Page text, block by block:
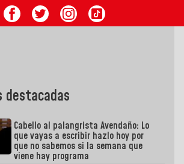
destacadas
Cabello al palangrista Avendaño: Lo
que vayas a escribir hazlo hoy por
que no sabemos si la semana que
viene hay programa